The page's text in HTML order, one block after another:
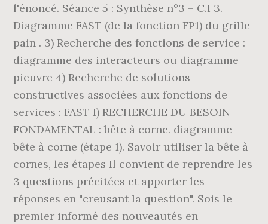
l'énoncé. Séance 5 : Synthèse n°3 – C.I 3.
Diagramme FAST (de la fonction FP1) du grille
pain . 3) Recherche des fonctions de service :
diagramme des interacteurs ou diagramme
pieuvre 4) Recherche de solutions
constructives associées aux fonctions de
services : FAST I) RECHERCHE DU BESOIN
FONDAMENTAL : bête à corne. diagramme
bête à corne (étape 1). Savoir utiliser la bête à
cornes, les étapes Il convient de reprendre les
3 questions précitées et apporter les
réponses en "creusant la question". Sois le
premier informé des nouveautés en